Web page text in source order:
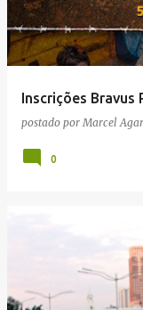
Inscrições Bravus
postado porMarcel
0